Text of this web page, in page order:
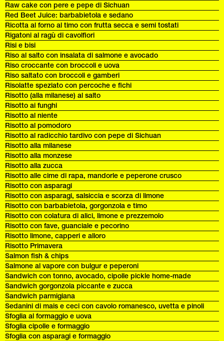
Raw cake con pere e pepe di Sichuan
Red Beet Juice: barbabietola e sedano
Ricotta al forno al timo con frutta secca e semi tostati
Rigatoni al ragù di cavolfiori
Risi e bisi
Riso al salto con insalata di salmone e avocado
Riso croccante con broccoli e uova
Riso saltato con broccoli e gamberi
Risolatte speziato con percoche e fichi
Risotto (alla milanese) al salto
Risotto ai funghi
Risotto al niente
Risotto al pomodoro
Risotto al radicchio tardivo con pepe di Sichuan
Risotto alla milanese
Risotto alla monzese
Risotto alla zucca
Risotto alle cime di rapa, mandorle e peperone crusco
Risotto con asparagi
Risotto con asparagi, salsiccia e scorza di limone
Risotto con barbabietola, gorgonzola e timo
Risotto con colatura di alici, limone e prezzemolo
Risotto con fave, guanciale e pecorino
Risotto limone, capperi e alloro
Risotto Primavera
Salmon fish & chips
Salmone al vapore con bulgur e peperoni
Sandwich con tonno, avocado, cipolle pickle home-made
Sandwich gorgonzola piccante e zucca
Sandwich parmigiana
Sedanini di mais e ceci con cavolo romanesco, uvetta e pinoli
Sfoglia al formaggio e uova
Sfoglia cipolle e formaggio
Sfoglia con asparagi e formaggio